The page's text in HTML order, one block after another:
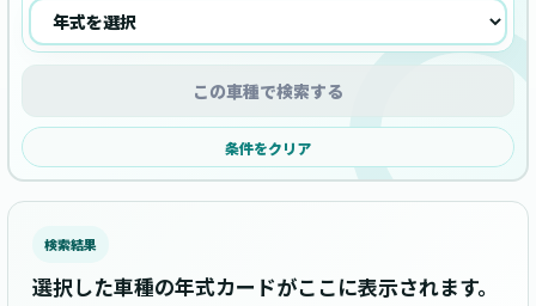
この車種で検索する
条件をクリア
検索結果
選択した車種の年式カードがここに表示されます。